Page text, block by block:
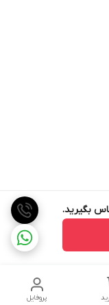
بگیرید.
پروفایل